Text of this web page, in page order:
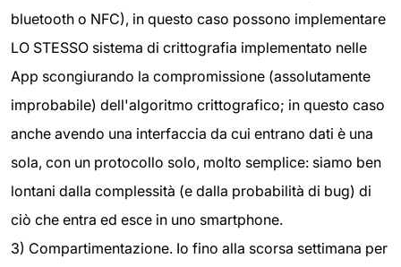
bluetooth o NFC), in questo caso possono implementare
LO STESSO sistema di crittografia implementato nelle
App scongiurando la compromissione (assolutamente
improbabile) dell'algoritmo crittografico; in questo caso
anche avendo una interfaccia da cui entrano dati è una
sola, con un protocollo solo, molto semplice: siamo ben
lontani dalla complessità (e dalla probabilità di bug) di
ciò che entra ed esce in uno smartphone.
3) Compartimentazione. Io fino alla scorsa settimana per